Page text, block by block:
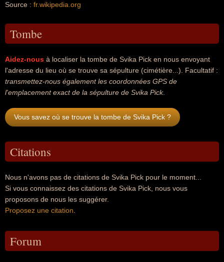
Source : fr.wikipedia.org
Tombe
Aidez-nous à localiser la tombe de Svika Pick en nous envoyant
l'adresse du lieu où se trouve sa sépulture (cimétière...). Facultatif :
transmettez-nous également les coordonnées GPS de
l'emplacement exact de la sépulture de Svika Pick.
Vous savez où se trouve la tombe de Svika Pick ?
Citations
Nous n'avons pas de citations de Svika Pick pour le moment...
Si vous connaissez des citations de Svika Pick, nous vous
proposons de nous les suggérer.
Proposez une citation
Forum